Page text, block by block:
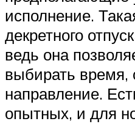
исполнение.
декретного
ведь она
выбирать время,
направление.
опытных, и для